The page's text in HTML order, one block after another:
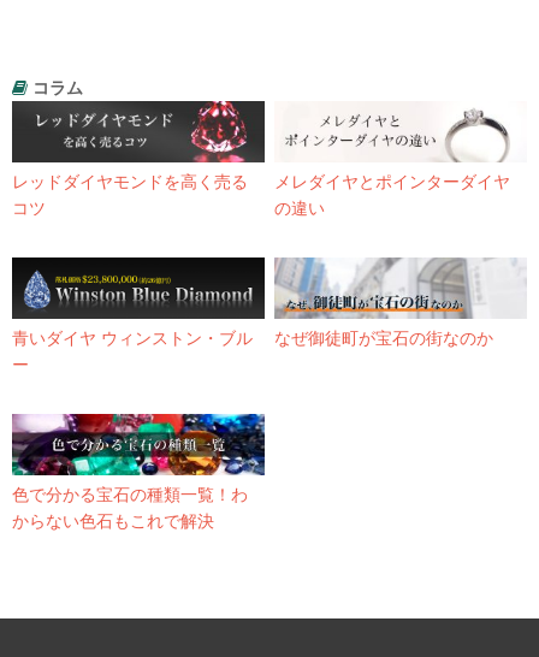
コラム
レッドダイヤモンドを高く売る
コツ
メレダイヤとポインターダイヤ
の違い
青いダイヤ ウィンストン・ブル
ー
なぜ御徒町が宝石の街なのか
色で分かる宝石の種類一覧！わ
からない色石もこれで解決